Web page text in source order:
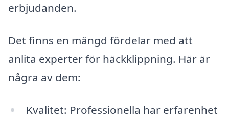
erbjudanden.
Det finns en mängd fördelar med att
anlita experter för häckklippning. Här är
några av dem:
Kvalitet: Professionella har erfarenhet